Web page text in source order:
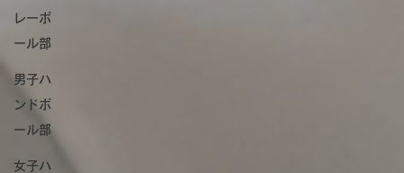
レーボ
ール部
男子ハ
ンドボ
ール部
女子ハ